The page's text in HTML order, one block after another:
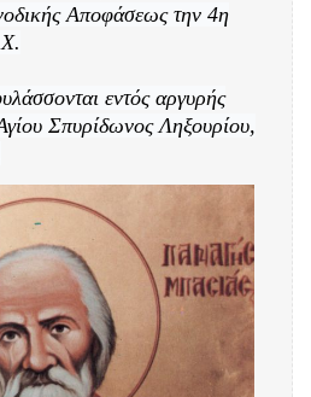
Αποφάσεως την 4η
εντός αργυρής
Σπυρίδωνος Ληξουρίου,